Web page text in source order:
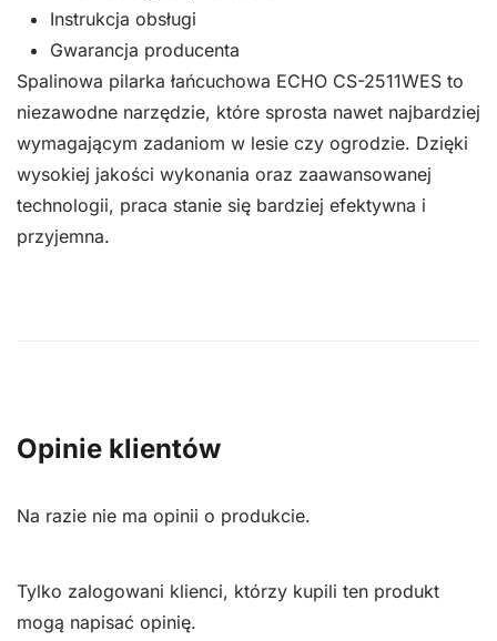
Instrukcja obsługi
Gwarancja producenta
Spalinowa pilarka łańcuchowa ECHO CS-2511WES to
niezawodne narzędzie, które sprosta nawet najbardziej
wymagającym zadaniom w lesie czy ogrodzie. Dzięki
wysokiej jakości wykonania oraz zaawansowanej
technologii, praca stanie się bardziej efektywna i
przyjemna.
Opinie klientów
Na razie nie ma opinii o produkcie.
Tylko zalogowani klienci, którzy kupili ten produkt
mogą napisać opinię.